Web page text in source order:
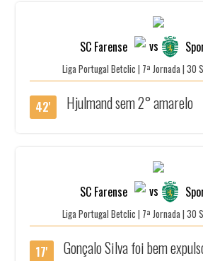
SC Farense vs
Liga Portugal Betclic | 7ª Jornada | 30
42' Hjulmand sem 2° amarelo
SC Farense vs
Liga Portugal Betclic | 7ª Jornada | 30
17' Gonçalo Silva foi bem